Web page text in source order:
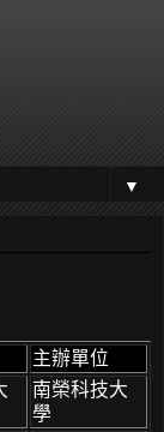
▼
主辦單位
南榮科技大
學